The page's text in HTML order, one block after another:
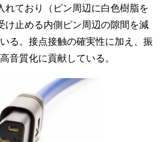
れており（ピン周辺に白色樹脂を
け止める内側ピン周辺の隙間を減
る。接点接触の確実性に加え、振
音質化に貢献している。